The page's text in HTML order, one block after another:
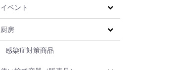
イベント
厨房
感染症対策商品